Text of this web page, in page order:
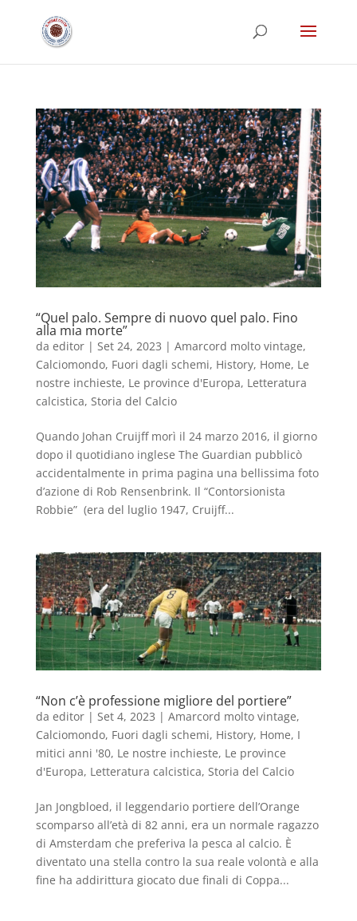
“Quel palo. Sempre di nuovo quel palo. Fino
alla mia morte”
da editor| Set 24, 2023 | Amarcord molto vintage,
Calciomondo, Fuori dagli schemi, History, Home, Le
nostre inchieste, Le province d'Europa, Letteratura
calcistica, Storia del Calcio
Quando Johan Cruijff morì il 24 marzo 2016, il giorno
dopo il quotidiano inglese The Guardian pubblicò
accidentalmente in prima pagina una bellissima foto
d’azione di Rob Rensenbrink. Il “Contorsionista
Robbie” (era del luglio 1947, Cruijff...
“Non c’è professione migliore del portiere”
da editor| Set 4, 2023 | Amarcord molto vintage,
Calciomondo, Fuori dagli schemi, History, Home, I
mitici anni '80, Le nostre inchieste, Le province
d'Europa, Letteratura calcistica, Storia del Calcio
Jan Jongbloed, il leggendario portiere dell’Orange
scomparso all’età di 82 anni, era un normale ragazzo
di Amsterdam che preferiva la pesca al calcio. È
diventato una stella contro la sua reale volontà e alla
fine ha addirittura giocato due finali di Coppa...